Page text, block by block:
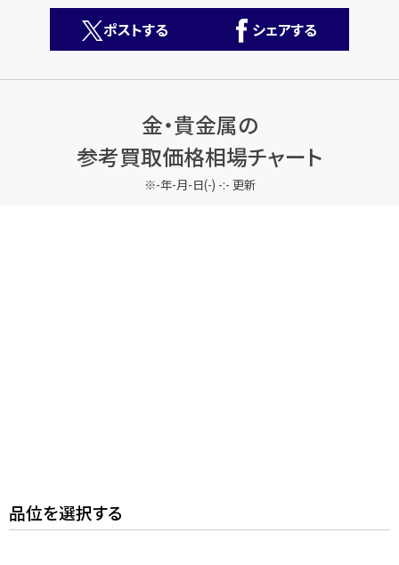
【総合受付】24時間・年中無休(年末年始除く)
ポストする シェアする
金・貴金属の
参考買取価格相場チャート
-年-月-日(-) -:- 更新
品位を選択する